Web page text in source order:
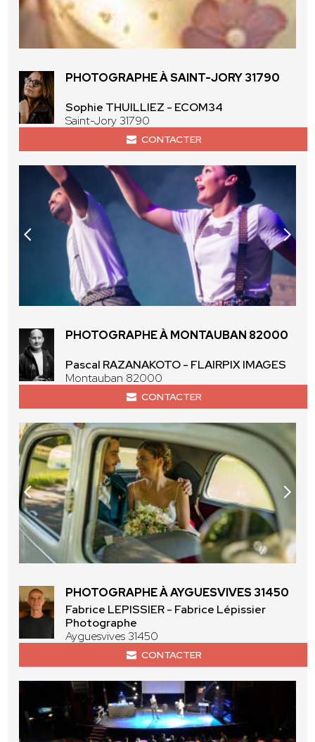
PHOTOGRAPHE À SAINT-JORY 31790
Sophie THUILLIEZ - ECOM34
Saint-Jory 31790
CONTACTER
PHOTOGRAPHE À MONTAUBAN 82000
Pascal RAZANAKOTO - FLAIRPIX IMAGES
Montauban 82000
CONTACTER
PHOTOGRAPHE À AYGUESVIVES 31450
Fabrice LEPISSIER - Fabrice Lépissier
Photographe
Ayguesvives 31450
CONTACTER